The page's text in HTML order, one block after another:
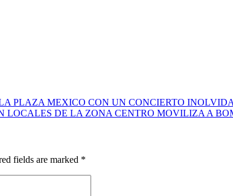
PLAZA MEXICO CON UN CONCIERTO
DE LA ZONA CENTRO MOVILIZA A
fields are marked *